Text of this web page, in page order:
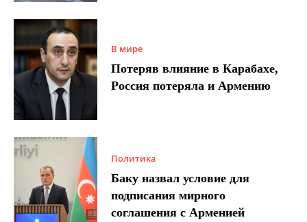
В мире
Потеряв влияние в Карабахе,
Россия потеряла и Армению
Политика
Баку назвал условие для
подписания мирного
соглашения с Арменией